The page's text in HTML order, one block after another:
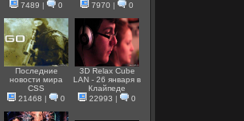
7489 | 0
7970 | 0
Последние
новости мира
CSS
21468 | 0
3D Relax Cube
LAN - 26 января в
Клайпеде
22993 | 0